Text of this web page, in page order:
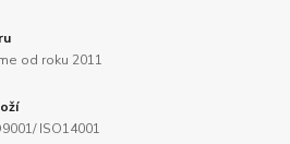
od roku 2011
ISO14001